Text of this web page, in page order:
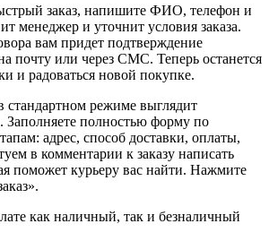
заказ, напишите ФИО, телефон и
менеджер и уточнит условия заказа.
вам придет подтверждение
почту или через СМС. Теперь останется
и радоваться новой покупке.
стандартном режиме выглядит
полностью форму по
адрес, способ доставки, оплаты,
в комментарии к заказу написать
поможет курьеру вас найти. Нажмите
как наличный, так и безналичный